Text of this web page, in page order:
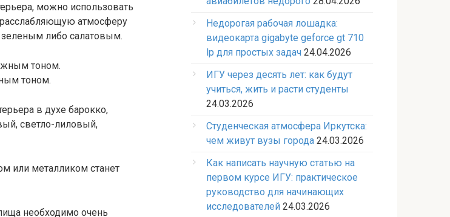
можно использовать
атмосферу
зеленым либо салатовым.
тоном.
в духе барокко,
светло-лиловый,
или металликом станет
необходимо очень
Недорогая рабочая лошадка:
видеокарта gigabyte geforce gt 710
lp для простых задач 24.04.2026
ИГУ через десять лет: как будут
учиться, жить и расти студенты
24.03.2026
Студенческая атмосфера Иркутска:
чем живут вузы города 24.03.2026
Как написать научную статью на
первом курсе ИГУ: практическое
руководство для начинающих
исследователей 24.03.2026